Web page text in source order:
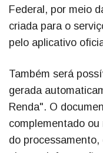
Federal, por meio
criada para o
pelo aplicativo
Também será
gerada
Renda". O
complementado
do